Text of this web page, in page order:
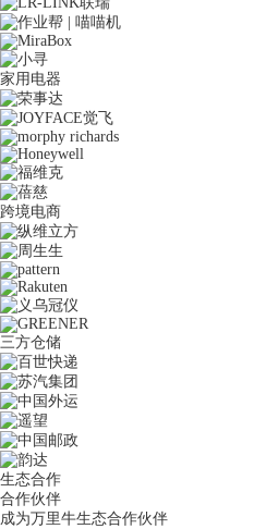
家用电器
跨境电商
三方仓储
生态合作
合作伙伴
成为万里牛生态合作伙伴